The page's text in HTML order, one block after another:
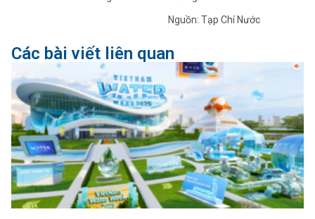
Nguồn: Tạp Chí Nước
Các bài viết liên quan